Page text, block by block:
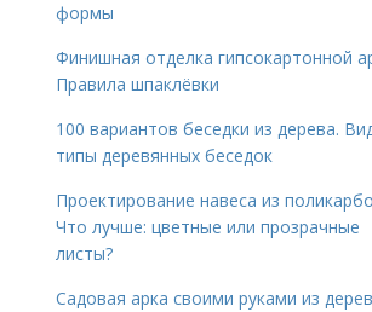
формы
Финишная отделка гипсокартонной
Правила шпаклёвки
100 вариантов беседки из дерева.
типы деревянных беседок
Проектирование навеса из
Что лучше: цветные или прозрачные
листы?
Садовая арка своими руками из